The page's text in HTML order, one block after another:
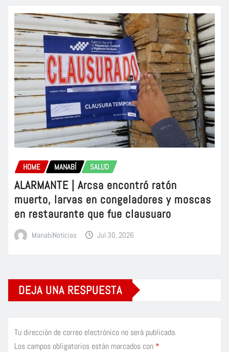
HOME MANABÍ SALUD
ALARMANTE | Arcsa encontró ratón
muerto, larvas en congeladores y moscas
en restaurante que fue clausuaro
ManabiNoticias Jul 30, 2026
DEJA UNA RESPUESTA
Tu dirección de correo electrónico no será publicada.
Los campos obligatorios están marcados con *